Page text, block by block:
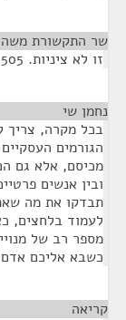
שר התקשורת משה
זו לא ציניות. 505 זו לא נדיבות?
נחמן שי
בכל מקרה, צריך
הגורמים
מכיסם, אלא גם
ובין אנשים
תבדקו את מה
לעמוד בלחצים,
מספר רב של
כשבא אליכם
קריאה